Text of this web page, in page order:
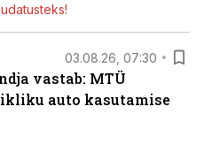
03.08.26, 07:30
vastab: MTÜ
auto kasutamise